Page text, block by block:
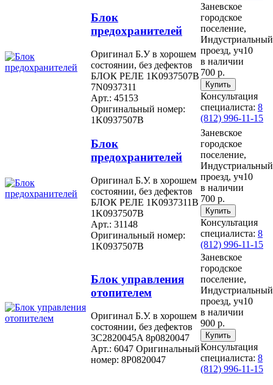
Блок
предохранителей
Оригинал Б.У в хорошем
состоянии, без дефектов
БЛОК РЕЛЕ 1K0937507B
7N0937311
Арт.: 45153
Оригинальный номер:
1K0937507B
Заневское
городское
поселение,
Индустриальный
проезд, уч10
в наличии
700 р.
Консультация
специалиста: 8
(812) 996-11-15
Блок
предохранителей
Оригинал Б.У. в хорошем
состоянии, без дефектов
БЛОК РЕЛЕ 1K0937311B
1K0937507B
Арт.: 31148
Оригинальный номер:
1K0937507B
Заневское
городское
поселение,
Индустриальный
проезд, уч10
в наличии
700 р.
Консультация
специалиста: 8
(812) 996-11-15
Блок управления
отопителем
Оригинал Б.У. в хорошем
состоянии, без дефектов
3C2820045A 8p0820047
Арт.: 6047 Оригинальный
номер: 8P0820047
Заневское
городское
поселение,
Индустриальный
проезд, уч10
в наличии
900 р.
Консультация
специалиста: 8
(812) 996-11-15